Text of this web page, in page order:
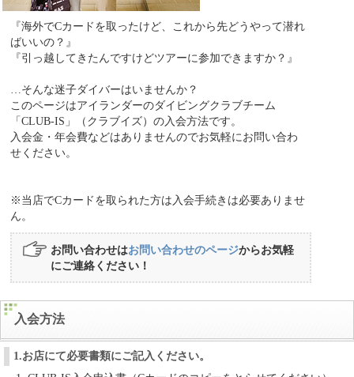
『海外でCカードを取ったけど、これから先どうやって潜れ
ばいいの？』
『引っ越してきたんですけどツアーに参加できますか？』
…そんな迷子ダイバーはいませんか？
このページはアイランダーのダイビングクラブチーム
「CLUB-IS」（クラブイズ）の入会方法です。
入会金・年会費などはありませんのでお気軽にお問い合わ
せください。
※当店でCカードを取られた方は入会手続きは必要ありませ
ん。
お問い合わせはお問い合わせのページからお気軽
にご連絡ください！
入会方法
1.お店にて必要書類にご記入ください。